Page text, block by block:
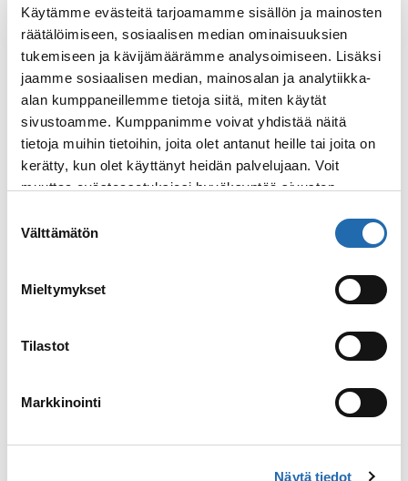
Käytämme evästeitä tarjoamamme sisällön ja mainosten
räätälöimiseen, sosiaalisen median ominaisuuksien
tukemiseen ja kävijämäärämme analysoimiseen. Lisäksi
jaamme sosiaalisen median, mainosalan ja analytiikka-
alan kumppaneillemme tietoja siitä, miten käytät
sivustoamme. Kumppanimme voivat yhdistää näitä
tietoja muihin tietoihin, joita olet antanut heille tai joita on
kerätty, kun olet käyttänyt heidän palvelujaan. Voit
muuttaa evästeasetuksiesi hyväksyntää sivuston
valinta
Välttämätön
Mieltymykset
Tilastot
Markkinointi
Näytä tiedot
lapsella on lupa matkustaa kyseisen
matkaseurueen kanssa sekä kopio luvan
allekirjoittaneen vanhemman passista ja lapsen
virkatodistus. Asiakirjassa täytyy olla myös lupa
välittömiin lääkärin määräämiin lääketieteellisiin
toimenpiteisiin tarpeen vaatiessa.
Huom!Sääntöjä sovelletaan myös silloin, kun
alaikäinen matkustaa sukulaisten tai ystävien
kirjoitettu englanniksi, ja ne on otettava mukaan
lähtöpäivänä satamassa tehtävään
Esimerkkilomake on saatavilla